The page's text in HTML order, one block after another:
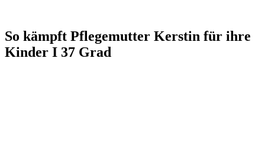
So kämpft Pflegemutter Kerstin für ihre
Kinder I 37 Grad